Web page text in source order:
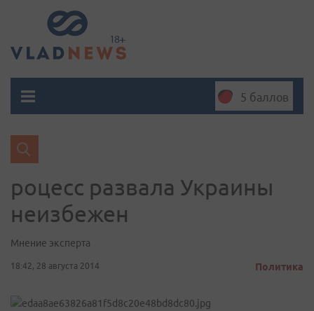
5 баллов
роцесс развала Украины
неизбежен
Мнение эксперта
18:42, 28 августа 2014 Политика